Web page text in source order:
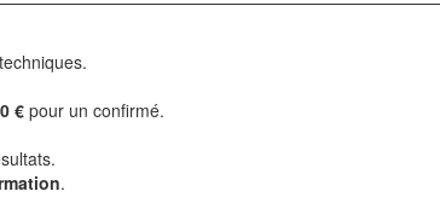
techniques.
€ pour un confirmé.
.